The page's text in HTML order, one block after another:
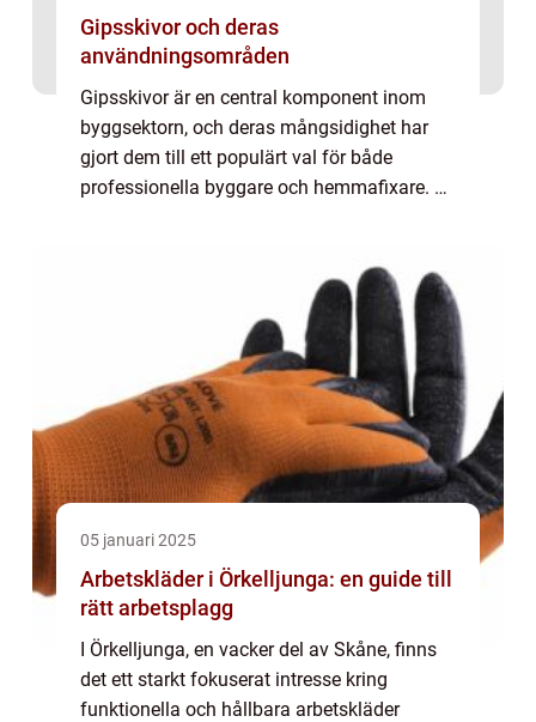
Gipsskivor och deras
användningsområden
Gipsskivor är en central komponent inom
byggsektorn, och deras mångsidighet har
gjort dem till ett populärt val för både
professionella byggare och hemmafixare. En
05 januari 2025
Arbetskläder i Örkelljunga: en guide till
rätt arbetsplagg
I Örkelljunga, en vacker del av Skåne, finns
det ett starkt fokuserat intresse kring
funktionella och hållbara arbetskläder